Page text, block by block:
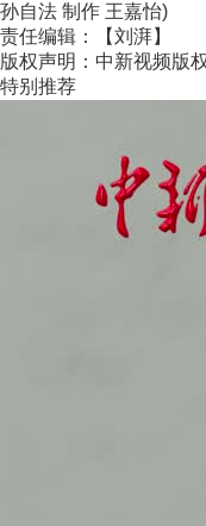
孙自法 制作 王嘉怡)
责任编辑：【刘湃】
版权声明：中新视频版
特别推荐